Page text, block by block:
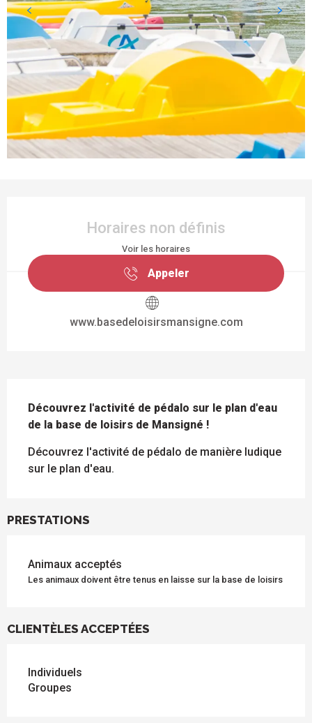
Horaires non définis
Voir les horaires
Appeler
www.basedeloisirsmansigne.com
Découvrez l'activité de pédalo sur le plan d'eau
de la base de loisirs de Mansigné !
Découvrez l'activité de pédalo de manière ludique
sur le plan d'eau.
PRESTATIONS
Animaux acceptés
Les animaux doivent être tenus en laisse sur la base de loisirs
CLIENTÈLES ACCEPTÉES
Individuels
Groupes